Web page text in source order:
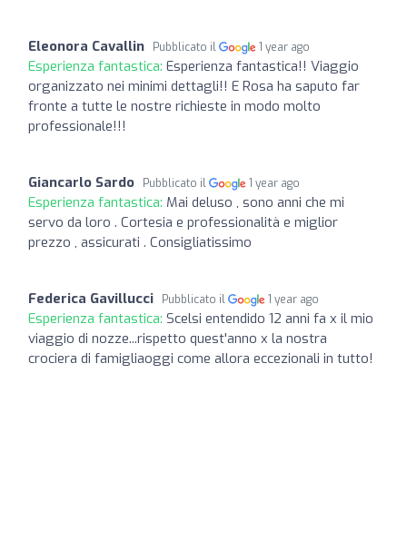
Eleonora Cavallin Pubblicato il 1 year ago
Esperienza fantastica: Esperienza fantastica!! Viaggio
organizzato nei minimi dettagli!! E Rosa ha saputo far
fronte a tutte le nostre richieste in modo molto
professionale!!!
Giancarlo Sardo Pubblicato il 1 year ago
Esperienza fantastica: Mai deluso , sono anni che mi
servo da loro . Cortesia e professionalità e miglior
prezzo , assicurati . Consigliatissimo
Federica Gavillucci Pubblicato il 1 year ago
Esperienza fantastica: Scelsi entendido 12 anni fa x il mio
viaggio di nozze...rispetto quest'anno x la nostra
crociera di famigliaoggi come allora eccezionali in tutto!